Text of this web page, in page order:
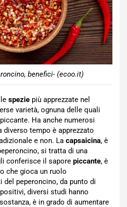
benefici- (ecoo.it)
spezie più apprezzate nel
varietà, ognuna delle quali
Ha anche numerosi
diverso tempo è apprezzato
e non. La capsaicina, è
si tratta di una
conferisce il sapore piccante, è
che gioca un ruolo
peperoncino, da punto di
diversi studi hanno
è in grado di aumentare